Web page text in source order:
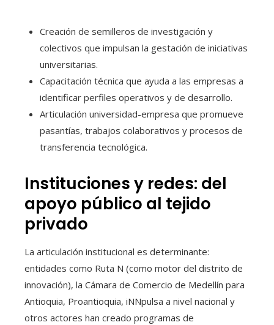
Creación de semilleros de investigación y
colectivos que impulsan la gestación de iniciativas
universitarias.
Capacitación técnica que ayuda a las empresas a
identificar perfiles operativos y de desarrollo.
Articulación universidad-empresa que promueve
pasantías, trabajos colaborativos y procesos de
transferencia tecnológica.
Instituciones y redes: del
apoyo público al tejido
privado
La articulación institucional es determinante:
entidades como Ruta N (como motor del distrito de
innovación), la Cámara de Comercio de Medellín para
Antioquia, Proantioquia, iNNpulsa a nivel nacional y
otros actores han creado programas de